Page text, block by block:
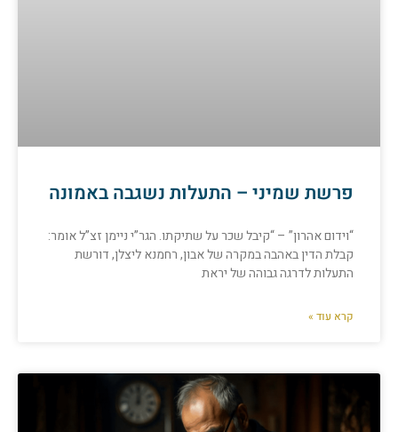
פרשת שמיני – התעלות נשגבה באמונה
“וידום אהרון” – “קיבל שכר על שתיקתו. הגר”י ניימן זצ”ל אומר:
קבלת הדין באהבה במקרה של אבון, רחמנא ליצלן, דורשת
התעלות לדרגה גבוהה של יראת
קרא עוד »